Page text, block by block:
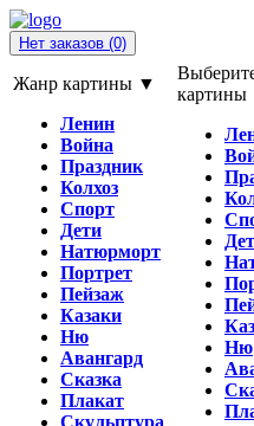
Нет заказов (0)
Жанр картины ▼
Ленин
Война
Праздник
Колхоз
Спорт
Дети
Натюрморт
Портрет
Пейзаж
Казаки
Ню
Авангард
Сказка
Плакат
Скульптура
Ню